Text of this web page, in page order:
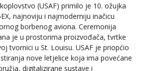
(USAF) primilo je 10. ožujka
najnoviju i najmoderniju inačicu
borbenog aviona. Ceremonija
je u prostorima proizvođača, tvrtke
tvornici u St. Louisu. USAF je priopćio
nove letjelice koja ima povećane
digitalizirane sustave i